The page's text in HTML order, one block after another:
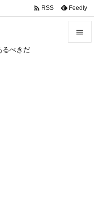
るべきだ

 RSS Feedly